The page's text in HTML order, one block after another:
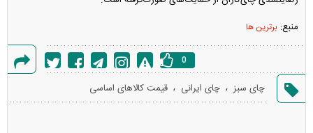
منبع: برترین ها
گزارش
خطا
0
چای سبز ، چای ایرانی ، قیمت کالاهای اساسی